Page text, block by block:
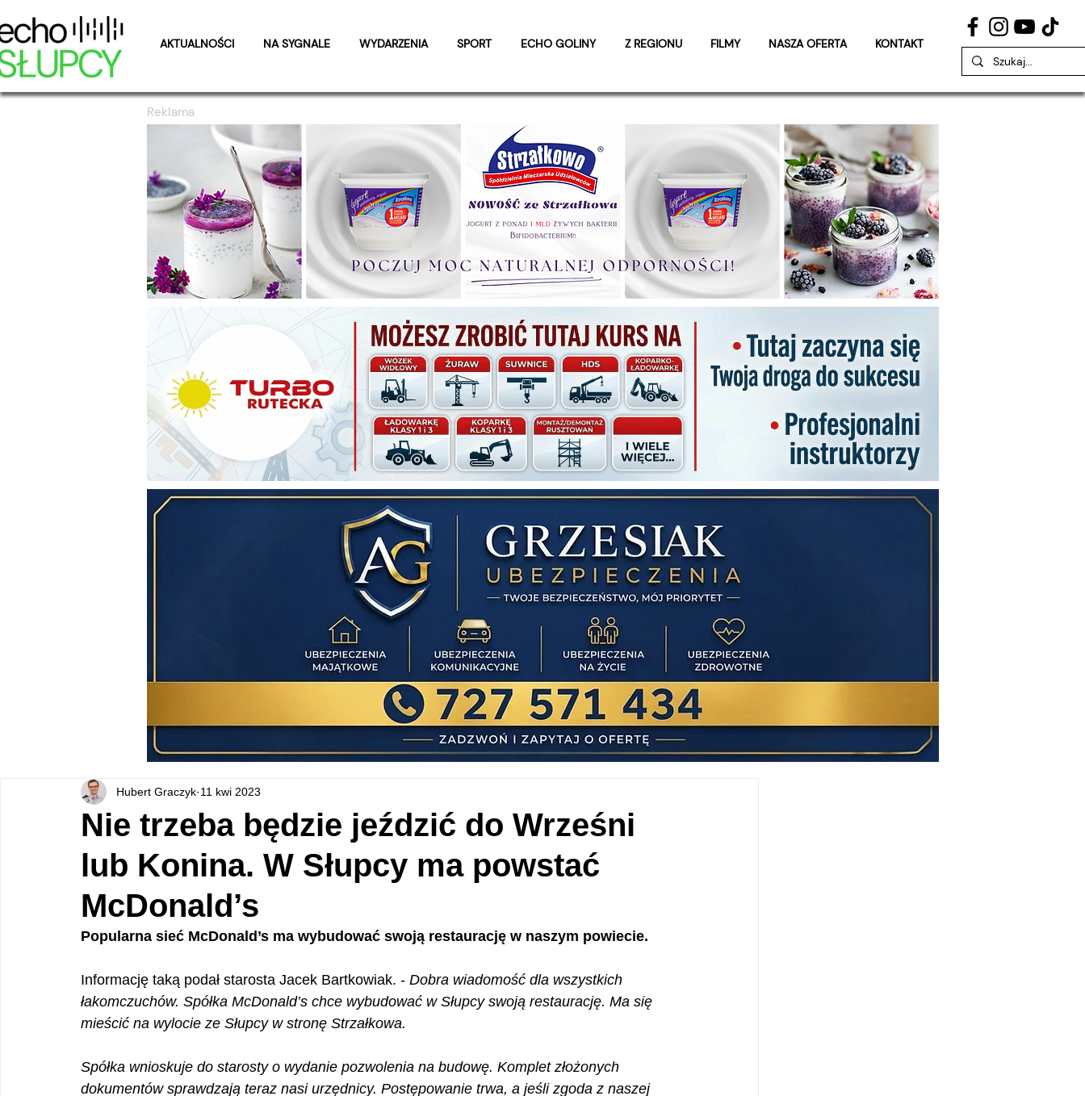
AKTUALNOŚCI NA SYGNALE WYDARZENIA SPORT ECHO GOLINY Z REGIONU FILMY NASZA OFERTA KONTAKT
Reklama
Nie trzeba będzie jeździć do Wrześni
lub Konina. W Słupcy ma powstać
McDonald’s
Hubert Graczyk 11 kwi 2023
Popularna sieć McDonald’s ma wybudować swoją restaurację w naszym powiecie.
Informację taką podał starosta Jacek Bartkowiak. - Dobra wiadomość dla wszystkich
łakomczuchów. Spółka McDonald’s chce wybudować w Słupcy swoją restaurację. Ma się
mieścić na wylocie ze Słupcy w stronę Strzałkowa.
Spółka wnioskuje do starosty o wydanie pozwolenia na budowę. Komplet złożonych
dokumentów sprawdzają teraz nasi urzędnicy. Postępowanie trwa, a jeśli zgoda z naszej